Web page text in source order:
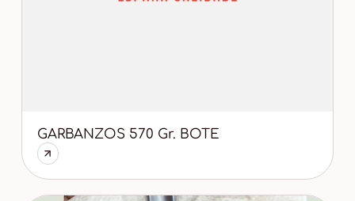
GARBANZOS 570 Gr. BOTE